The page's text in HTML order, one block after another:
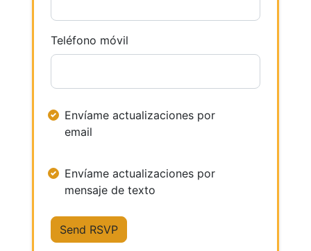
Teléfono móvil
Envíame actualizaciones por
email
Envíame actualizaciones por
mensaje de texto